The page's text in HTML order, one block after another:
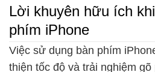
Lời khuyên hữu ích
phím iPhone
Việc sử dụng bàn phím
thiện tốc độ và trải nghiệm